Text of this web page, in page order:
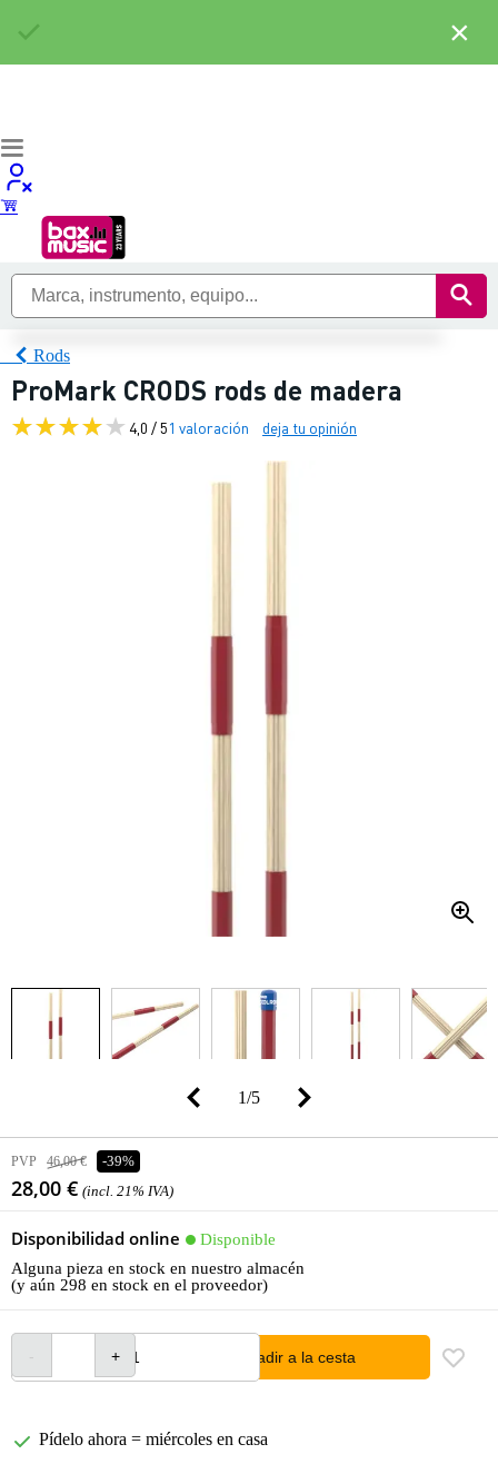
Rods
ProMark CRODS rods de madera
4,0 / 51 valoración deja tu opinión
1/5
PVP 46,00 € -39%
28,00 € (incl. 21% IVA)
Disponibilidad online
Disponible
Alguna pieza en stock en nuestro almacén
(y aún 298 en stock en el proveedor)
añadir a la cesta
Pídelo ahora = miércoles en casa
×